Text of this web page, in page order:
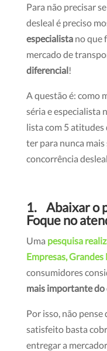
Para não precisar
desleal é preciso
especialistano que
mercado de
diferencial!
A questão é: como
séria e especialista
lista com 5
ter para nunca
concorrência desleal.
1. Abaixar o
Foque no
Uma pesquisa
Empresas, Grandes
consumidores
mais importante do
Por isso, não
satisfeito basta
entregar a